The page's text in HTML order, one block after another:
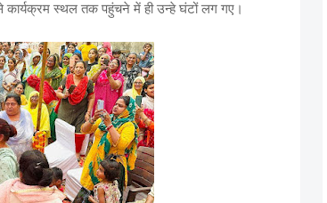
कार्यक्रम स्थल तक पहुंचने में ही उन्हे घंटों लग गए।